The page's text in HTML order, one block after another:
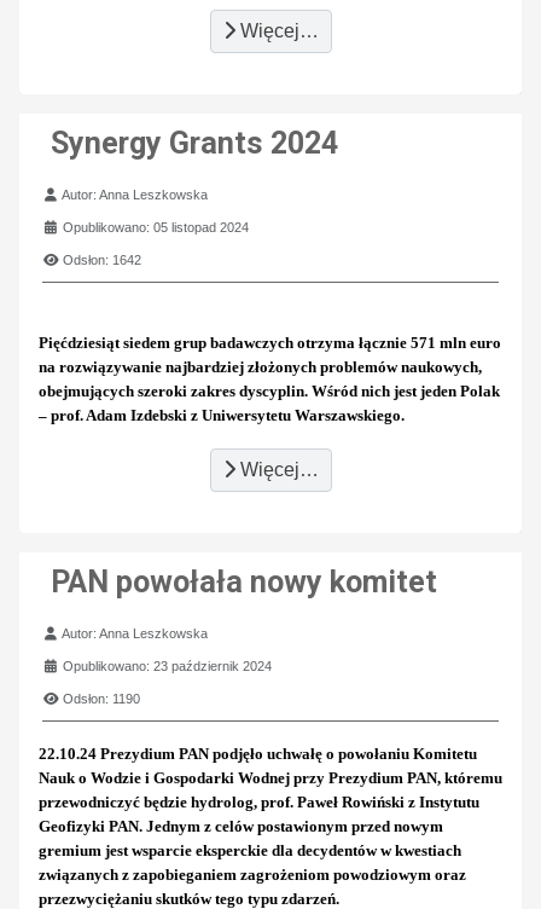
Więcej…
Synergy Grants 2024
Szczegóły
Autor:Anna Leszkowska
Opublikowano: 05 listopad 2024
Odsłon: 1642
Pięćdziesiąt siedem grup badawczych otrzyma łącznie 571 mln euro
na rozwiązywanie najbardziej złożonych problemów naukowych,
obejmujących szeroki zakres dyscyplin. Wśród nich jest jeden Polak
– prof. Adam Izdebski z Uniwersytetu Warszawskiego.
Więcej…
PAN powołała nowy komitet
Szczegóły
Autor:Anna Leszkowska
Opublikowano: 23 październik 2024
Odsłon: 1190
22.10.24 Prezydium PAN podjęło uchwałę o powołaniu Komitetu
Nauk o Wodzie i Gospodarki Wodnej przy Prezydium PAN, któremu
przewodniczyć będzie hydrolog, prof. Paweł Rowiński z Instytutu
Geofizyki PAN. Jednym z celów postawionym przed nowym
gremium jest wsparcie eksperckie dla decydentów w kwestiach
związanych z zapobieganiem zagrożeniom powodziowym oraz
przezwyciężaniu skutków tego typu zdarzeń.